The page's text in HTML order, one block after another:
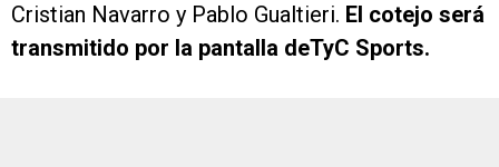
Cristian Navarro y Pablo Gualtieri. El cotejo será
transmitido por la pantalla deTyC Sports.